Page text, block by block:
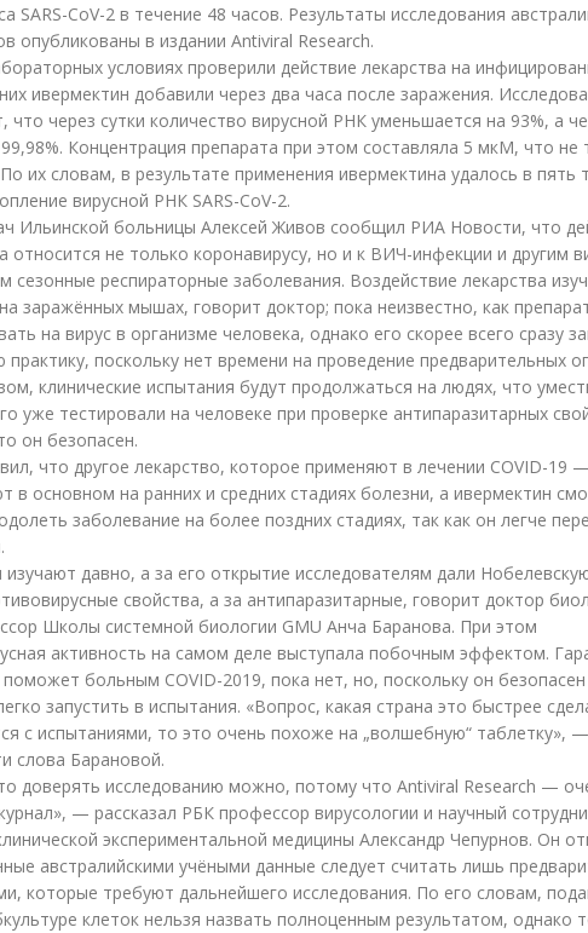
SARS-CoV-2 в течение 48 часов. Результаты исследования
опубликованы в издании Antiviral Research.
условиях проверили действие лекарства на
ивермектин добавили через два часа после заражения.
что через сутки количество вирусной РНК уменьшается на 93%, а
Концентрация препарата при этом составляла 5 мкМ, что не
их словам, в результате применения ивермектина удалось в пять
вирусной РНК SARS-CoV-2.
Ильинской больницы Алексей Живов сообщил РИА Новости, что
относится не только коронавирусу, но и к ВИЧ-инфекции и другим
респираторные заболевания. Воздействие лекарства
заражённых мышах, говорит доктор; пока неизвестно, как
на вирус в организме человека, однако его скорее всего сразу
практику, поскольку нет времени на проведение предварительных
клинические испытания будут продолжаться на людях, что
уже тестировали на человеке при проверке антипаразитарных
он безопасен.
что другое лекарство, которое применяют в лечении COVID-19
в основном на ранних и средних стадиях болезни, а ивермектин
заболевание на более поздних стадиях, так как он легче
давно, а за его открытие исследователям дали
свойства, а за антипаразитарные, говорит доктор
Школы системной биологии GMU Анча Баранова. При этом
активность на самом деле выступала побочным эффектом.
больным COVID-2019, пока нет, но, поскольку он
запустить в испытания. «Вопрос, какая страна это быстрее
с испытаниями, то это очень похоже на „волшебную“ таблетку»,
слова Барановой.
доверять исследованию можно, потому что Antiviral Research —
— рассказал РБК профессор вирусологии и научный
экспериментальной медицины Александр Чепурнов. Он
австралийскими учёными данные следует считать лишь
которые требуют дальнейшего исследования. По его словам,
клеток нельзя назвать полноценным результатом, однако